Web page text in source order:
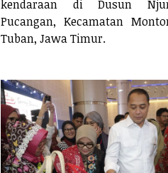
kendaraan di Dusun
Pucangan, Kecamatan
Tuban, Jawa Timur.